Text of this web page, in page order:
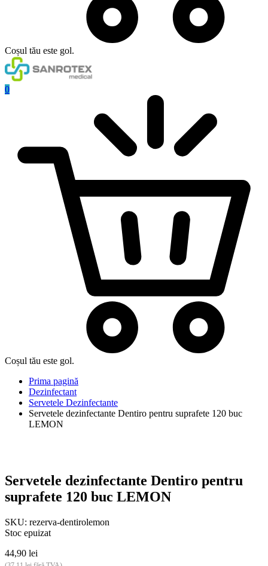
Coșul tău este gol.
0
Coșul tău este gol.
Prima pagină
Dezinfectant
Servetele Dezinfectante
Servetele dezinfectante Dentiro pentru suprafete 120 buc
LEMON
Servetele dezinfectante Dentiro pentru
suprafete 120 buc LEMON
SKU: rezerva-dentirolemon
Stoc epuizat
44,90 lei